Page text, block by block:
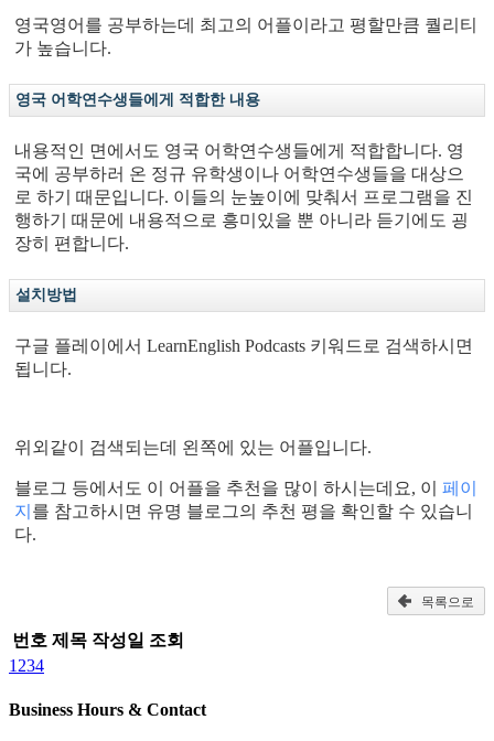
영국영어를 공부하는데 최고의 어플이라고 평할만큼 퀄리티
가 높습니다.
영국 어학연수생들에게 적합한 내용
내용적인 면에서도 영국 어학연수생들에게 적합합니다. 영
국에 공부하러 온 정규 유학생이나 어학연수생들을 대상으
로 하기 때문입니다. 이들의 눈높이에 맞춰서 프로그램을 진
행하기 때문에 내용적으로 흥미있을 뿐 아니라 듣기에도 굉
장히 편합니다.
설치방법
구글 플레이에서 LearnEnglish Podcasts 키워드로 검색하시면
됩니다.
위외같이 검색되는데 왼쪽에 있는 어플입니다.
블로그 등에서도 이 어플을 추천을 많이 하시는데요, 이 페이
지 를 참고하시면 유명 블로그의 추천 평을 확인할 수 있습니
다.
목록으로
번호 제목 작성일 조회
1234
Business Hours & Contact